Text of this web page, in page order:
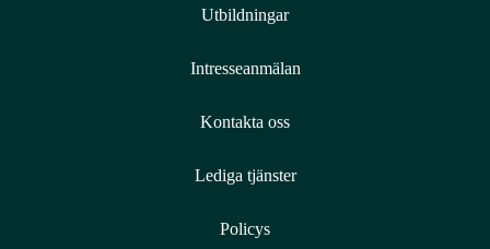
Utbildningar
Intresseanmälan
Kontakta oss
Lediga tjänster
Policys